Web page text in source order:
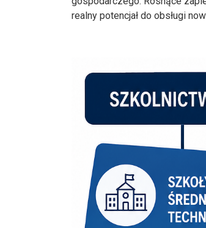
realny potencjał do obsługi